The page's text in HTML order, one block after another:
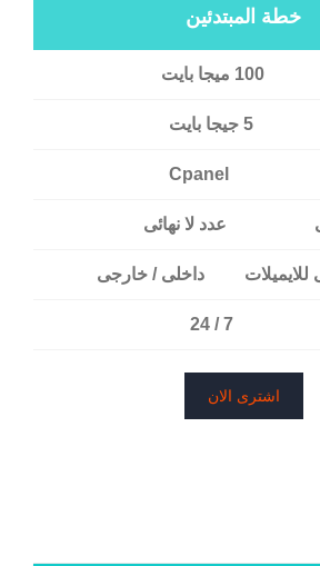
خطة المبتدئين
100 ميجا بايت
5 جيجا بايت
Cpanel
عدد لا نهائى
للايميلات داخلى / خارجى
7 / 24
اشترى الان